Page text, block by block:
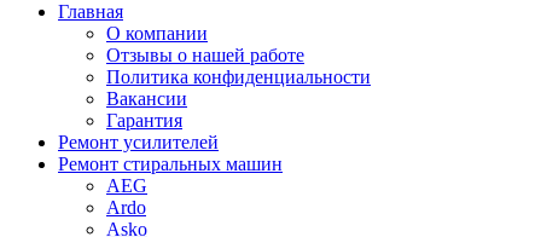
Главная
О компании
Отзывы о нашей работе
Политика конфиденциальности
Вакансии
Гарантия
Ремонт усилителей
Ремонт стиральных машин
AEG
Ardo
Asko